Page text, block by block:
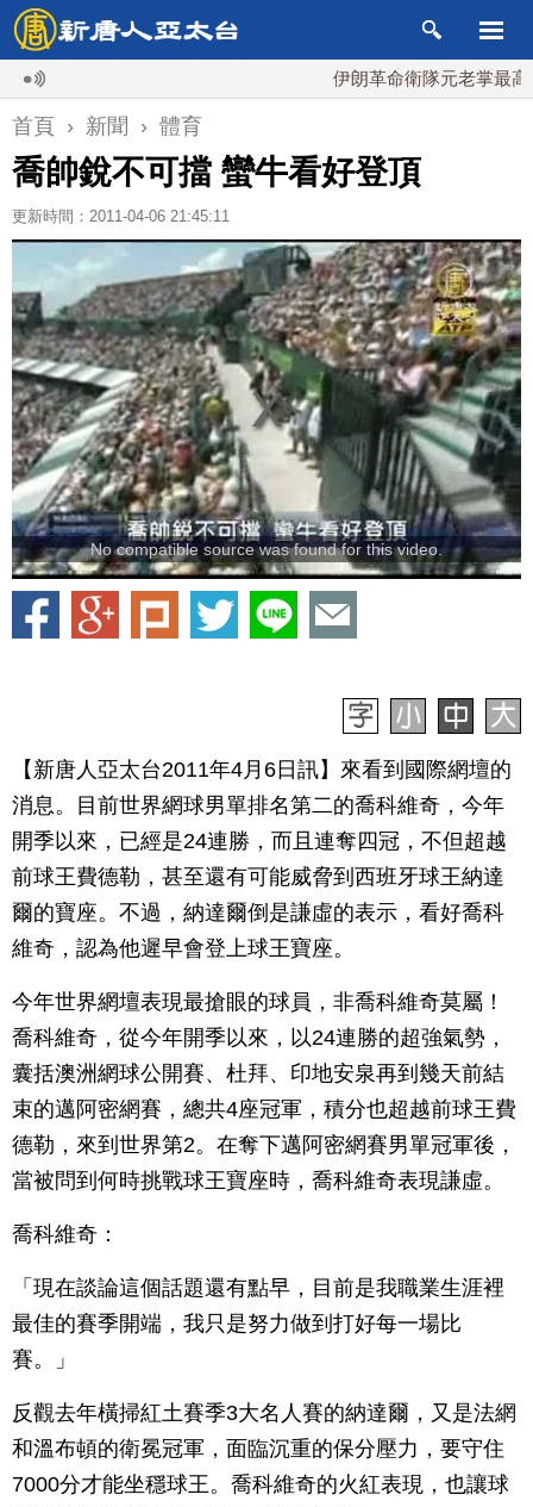
伊朗革命衛隊元老掌最高國安
首頁 › 新聞 › 體育
喬帥銳不可擋 蠻牛看好登頂
更新時間：2011-04-06 21:45:11
No compatible source was found for this video.
【新唐人亞太台2011年4月6日訊】來看到國際網壇的
消息。目前世界網球男單排名第二的喬科維奇，今年
開季以來，已經是24連勝，而且連奪四冠，不但超越
前球王費德勒，甚至還有可能威脅到西班牙球王納達
爾的寶座。不過，納達爾倒是謙虛的表示，看好喬科
維奇，認為他遲早會登上球王寶座。
今年世界網壇表現最搶眼的球員，非喬科維奇莫屬！
喬科維奇，從今年開季以來，以24連勝的超強氣勢，
囊括澳洲網球公開賽、杜拜、印地安泉再到幾天前結
束的邁阿密網賽，總共4座冠軍，積分也超越前球王費
德勒，來到世界第2。在奪下邁阿密網賽男單冠軍後，
當被問到何時挑戰球王寶座時，喬科維奇表現謙虛。
喬科維奇：
「現在談論這個話題還有點早，目前是我職業生涯裡
最佳的賽季開端，我只是努力做到打好每一場比
賽。」
反觀去年橫掃紅土賽季3大名人賽的納達爾，又是法網
和溫布頓的衛冕冠軍，面臨沉重的保分壓力，要守住
7000分才能坐穩球王。喬科維奇的火紅表現，也讓球